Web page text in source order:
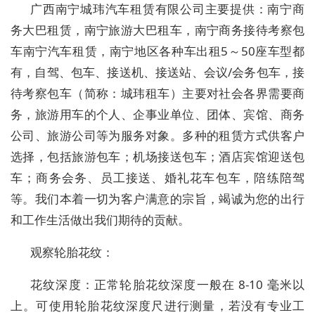
广西南宁城玮汽车租赁有限公司主要提供：南宁商
务大巴租赁，南宁旅游大巴租车，南宁商务接待考察包
车南宁汽车租赁，南宁地区各种车出租5～50座车型都
有，自驾、包车、接送机、接送站、会议/会务包车，接
待考察包车（简称：城玮租车）主要对社会各界需要商
务，旅游用车的个人、企事业单位、团体、宾馆、商务
公司、旅游公司等为服务对象。多种的租赁方式供客户
选择，包括旅游包车；机场接送包车；酒店宾馆迎送包
车；商务会务、员工接送、婚礼花车包车，陪练陪驾
等。我们本着一切为客户满意的宗旨，竭诚为您的出行
和工作生活做出我们期待的贡献。
观察轮胎花纹：
花纹深度：正常轮胎花纹深度一般在 8-10 毫米以
上。可使用轮胎花纹深度尺进行测量，若没有专业工